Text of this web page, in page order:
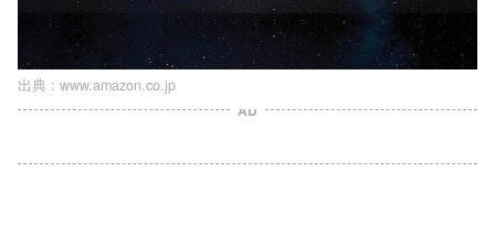
出典 : www.amazon.co.jp
AD